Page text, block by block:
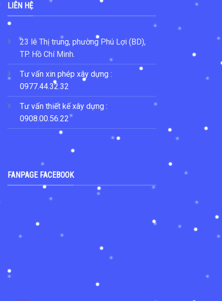
LIÊN HỆ
23 lê Thị trung, phường Phú Lợi (BD),
TP. Hồ Chí Minh.
Tư vấn xin phép xây dựng :
0977.44.32.32
Tư vấn thiết kế xây dựng :
0908.00.56.22
FANPAGE FACEBOOK